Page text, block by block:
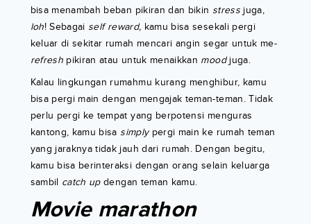
bisa menambah beban pikiran dan bikin stressjuga,
loh! Sebagai self reward, kamu bisa sesekali pergi
keluar di sekitar rumah mencari angin segar untuk me-
refreshpikiran atau untuk menaikkan moodjuga.
Kalau lingkungan rumahmu kurang menghibur, kamu
bisa pergi main dengan mengajak teman-teman. Tidak
perlu pergi ke tempat yang berpotensi menguras
kantong, kamu bisa simplypergi main ke rumah teman
yang jaraknya tidak jauh dari rumah. Dengan begitu,
kamu bisa berinteraksi dengan orang selain keluarga
sambil catch updengan teman kamu.
Movie marathon